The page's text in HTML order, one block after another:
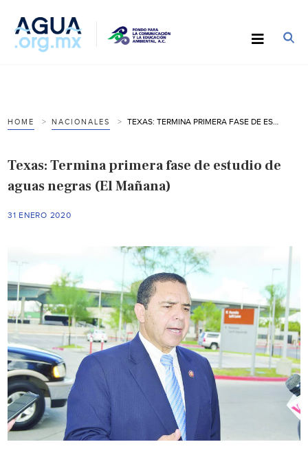
HOME NACIONALES
Texas: Termina primera fase de estudio de
aguas negras (El Mañana)
31 ENERO 2020